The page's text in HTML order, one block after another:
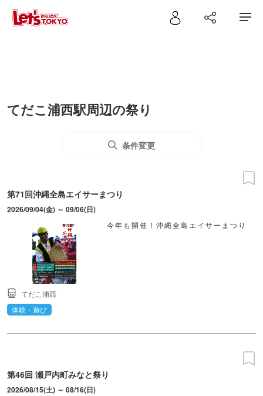
てだこ浦西駅周辺の祭り
条件変更
第71回沖縄全島エイサーまつり
2026/09/04(金) ～ 09/06(日)
今年も開催！沖縄全島エイサーまつり
てだこ浦西
体験・遊び
第46回 瀬戸内町みなと祭り
2026/08/15(土) ～ 08/16(日)